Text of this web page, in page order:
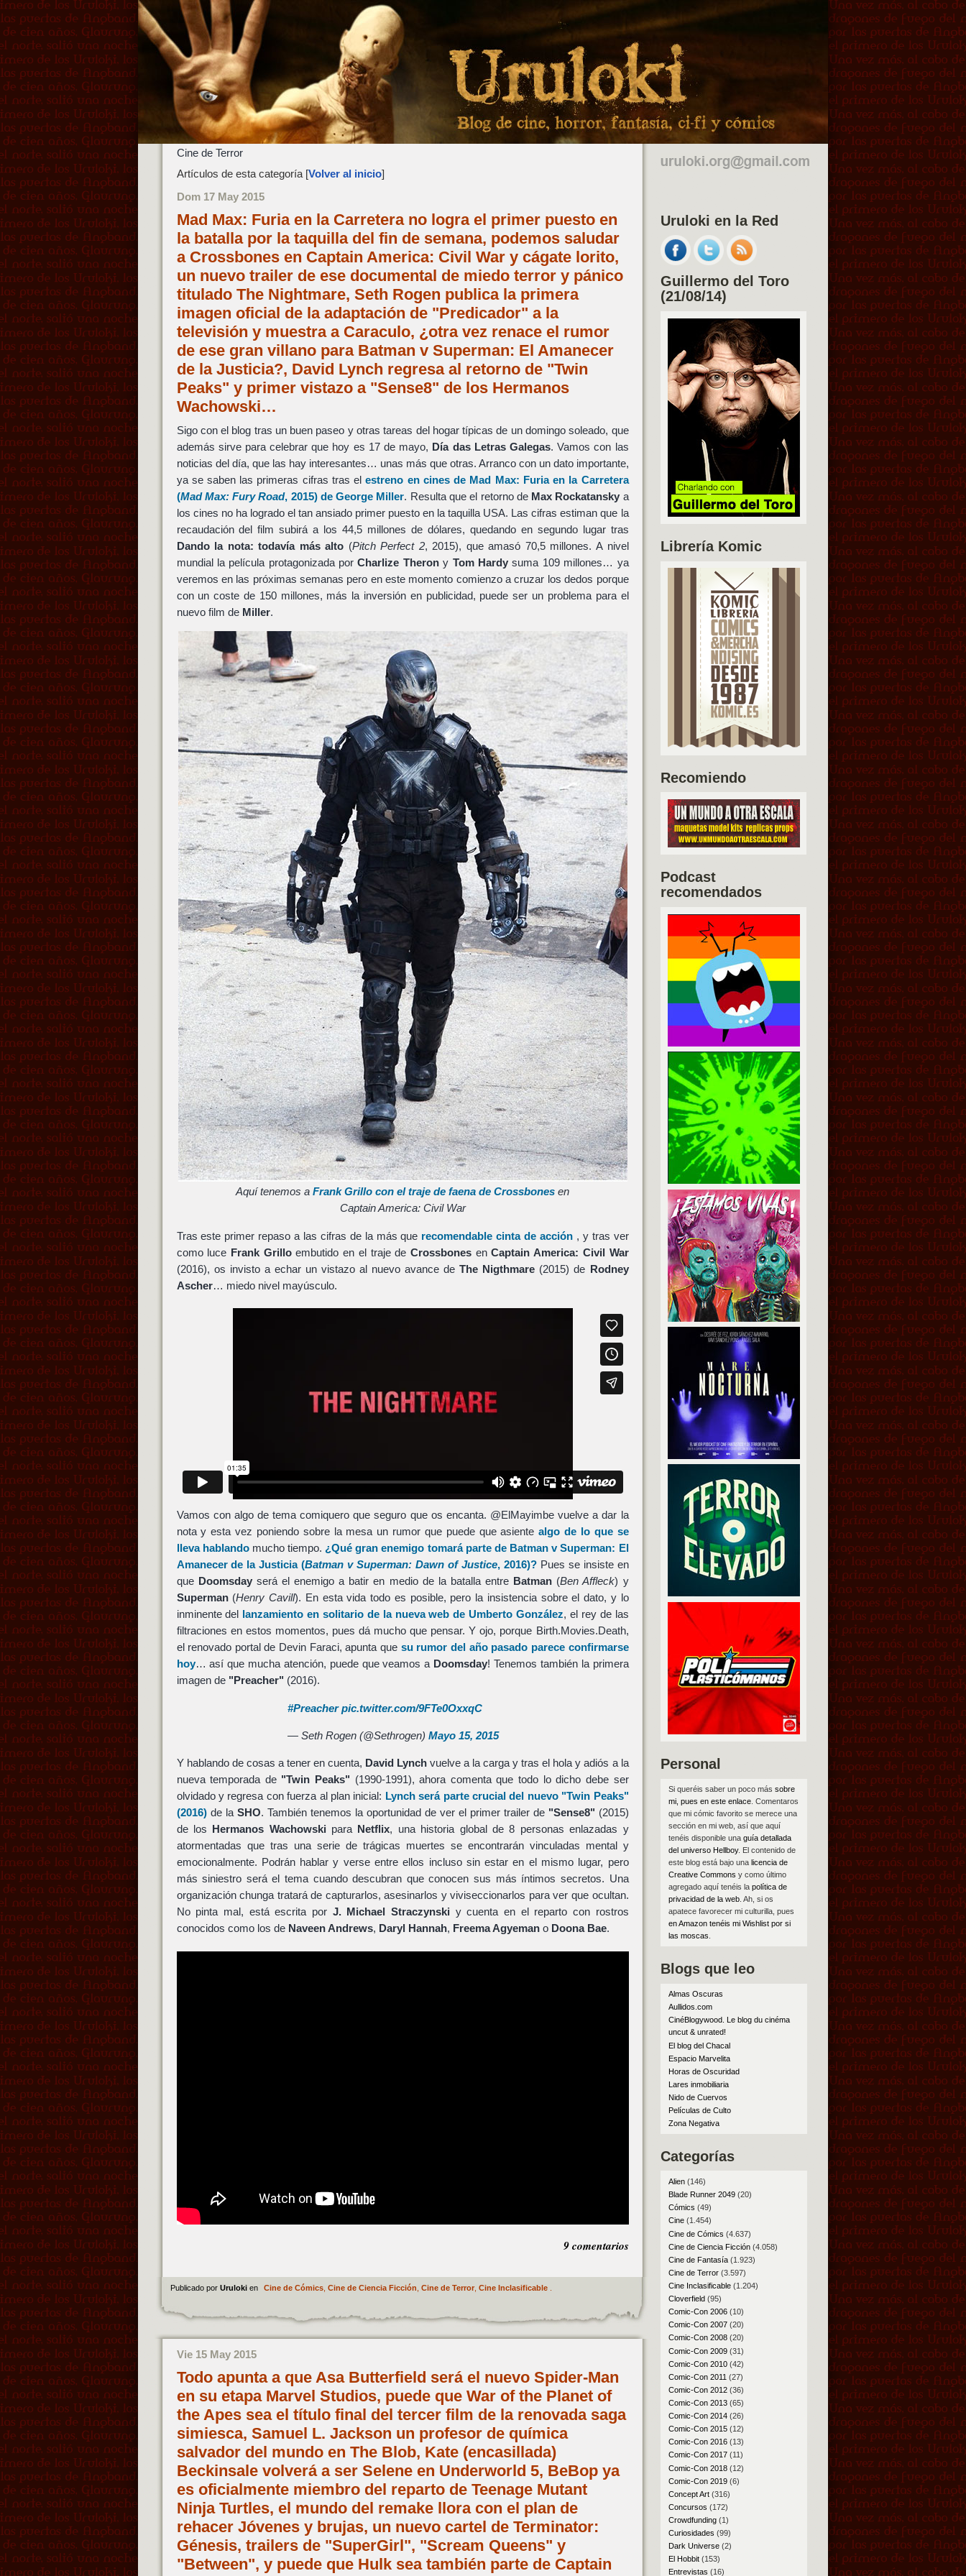
Cine de Terror
Artículos de esta categoría [Volver al inicio]
Dom 17 May 2015
Mad Max: Furia en la Carretera no logra el primer puesto en
la batalla por la taquilla del fin de semana, podemos saludar
a Crossbones en Captain America: Civil War y cágate lorito,
un nuevo trailer de ese documental de miedo terror y pánico
titulado The Nightmare, Seth Rogen publica la primera
imagen oficial de la adaptación de "Predicador" a la
televisión y muestra a Caraculo, ¿otra vez renace el rumor
de ese gran villano para Batman v Superman: El Amanecer
de la Justicia?, David Lynch regresa al retorno de "Twin
Peaks" y primer vistazo a "Sense8" de los Hermanos
Wachowski…
Sigo con el blog tras un buen paseo y otras tareas del hogar típicas de un domingo soleado, que
además sirve para celebrar que hoy es 17 de mayo, Día das Letras Galegas. Vamos con las
noticias del día, que las hay interesantes… unas más que otras. Arranco con un dato importante,
ya se saben las primeras cifras tras elestreno en cines de Mad Max: Furia en la Carretera
(Mad Max: Fury Road, 2015) deGeorge Miller. Resulta que el retorno de Max Rockatansky a
los cines no ha logrado el tan ansiado primer puesto en la taquilla USA. Las cifras estiman que la
recaudación del film subirá a los 44,5 millones de dólares, quedando en segundo lugar tras
Dando la nota: todavía más alto (Pitch Perfect 2, 2015), que amasó 70,5 millones. A nivel
mundial la película protagonizada porCharlize Therony Tom Hardy suma 109 millones… ya
veremos en las próximas semanas pero en este momento comienzo a cruzar los dedos porque
con un coste de 150 millones, más la inversión en publicidad, puede ser un problema para el
nuevo film de Miller.
Aquí tenemos aFrank Grillo con el traje de faena de Crossbones en
Captain America: Civil War
Tras este primer repaso a las cifras de la más que recomendable cinta de acción, y tras ver
como luce Frank Grilloembutido en el traje de CrossbonesenCaptain America: Civil War
(2016), os invisto a echar un vistazo al nuevo avance deThe Nigthmare (2015) de Rodney
Ascher… miedo nivel mayúsculo.
Vamos con algo de tema comiquero que seguro que os encanta. @ElMayimbe vuelve a dar la
nota y esta vez poniendo sobre la mesa un rumor que puede que asientealgo de lo que se
lleva hablandomucho tiempo. ¿Qué gran enemigo tomará parte de Batman v Superman: El
Amanecer de la Justicia(Batman v Superman: Dawn of Justice, 2016)?Pues se insiste en
que Doomsdayserá el enemigo a batir en medio de la batalla entre Batman (Ben Affleck) y
Superman(Henry Cavill). En esta vida todo es posible, pero la insistencia sobre el dato, y lo
inminente del lanzamiento en solitario de la nueva web de Umberto González, el rey de las
filtraciones en estos momentos, pues dá mucho que pensar. Y ojo, porque Birth.Movies.Death,
el renovado portal de Devin Faraci, apunta que su rumor del año pasado parece confirmarse
hoy… así que mucha atención, puede que veamos a Doomsday! Tenemos también la primera
imagen de "Preacher" (2016).
#Preacher pic.twitter.com/9FTe0OxxqC
— Seth Rogen (@Sethrogen)Mayo 15, 2015
Y hablando de cosas a tener en cuenta, David Lynchvuelve a la carga y tras el hola y adiós a la
nueva temporada de "Twin Peaks" (1990-1991), ahora comenta que todo lo dicho debe ser
olvidado y regresa con fuerza al plan inicial: Lynchserá parte crucial del nuevo "Twin Peaks"
(2016)de la SHO. También tenemos la oportunidad de ver el primer trailer de "Sense8" (2015)
de los Hermanos Wachowski para Netflix, una historia global de 8 personas enlazadas y
atormentadas que tras una serie de trágicas muertes se encontrarán vinculadas mental y
emocionalmente. Podrán hablar y verse entre ellos incluso sin estar en el mismo lugar, pero
más siniestro será el tema cuando descubran que conocen sus más íntimos secretos. Una
organización chunga tratará de capturarlos, asesinarlos y viviseccionarlos para ver que ocultan.
No pinta mal, está escrita por J. Michael Straczynski y cuenta en el reparto con rostros
conocidos como los de Naveen Andrews, Daryl Hannah, Freema Agyemano Doona Bae.
9 comentarios
Publicado por Uruloki en Cine de Cómics, Cine de Ciencia Ficción Cine de Terror, Cine Inclasificable.
Vie 15 May 2015
Todo apunta a que Asa Butterfield será el nuevo Spider-Man
en su etapa Marvel Studios, puede que War of the Planet of
the Apes sea el título final del tercer film de la renovada saga
simiesca, Samuel L. Jackson un profesor de química
salvador del mundo en The Blob, Kate (encasillada)
Beckinsale volverá a ser Selene en Underworld 5, BeBop ya
es oficialmente miembro del reparto de Teenage Mutant
Ninja Turtles, el mundo del remake llora con el plan de
rehacer Jóvenes y brujas, un nuevo cartel de Terminator:
Génesis, trailers de "SuperGirl", "Scream Queens" y
"Between", y puede que Hulk sea también parte de Captain
Uruloki en la Red
Guillermo del Toro
(21/08/14)
Librería Komic
Recomiendo
Podcast
recomendados
Personal
Si queréis saber un poco más sobre
mi, pues en este enlace. Comentaros
que mi cómic favorito se merece una
sección en mi web, así que aquí
tenéis disponible una guía detallada
del universo Hellboy. El contenido de
este blog está bajo una licencia de
Creative Commons y como último
agregado aquí tenéis la política de
privacidad de la web. Ah, si os
apatece favorecer mi culturilla, pues
en Amazon tenéis mi Wishlist por si
las moscas
Blogs que leo
Almas Oscuras
Aullidos.com
CinéBlogywood. Le blog du cinéma
uncut & unrated!
El blog del Chacal
Espacio Marvelita
Horas de Oscuridad
Lares inmobiliaria
Nido de Cuervos
Películas de Culto
Zona Negativa
Categorías
Alien(146)
Blade Runner 2049(20)
Cómics (49)
Cine(1.454)
Cine de Cómics (4.637)
Cine de Ciencia Ficción(4.058)
Cine de Fantasía(1.923)
Cine de Terror(3.597)
Cine Inclasificable(1.204)
Cloverfield(95)
Comic-Con 2006(10)
Comic-Con 2007(20)
Comic-Con 2008(20)
Comic-Con 2009(31)
Comic-Con 2010(42)
Comic-Con 2011 (27)
Comic-Con 2012(36)
Comic-Con 2013(65)
Comic-Con 2014(26)
Comic-Con 2015(12)
Comic-Con 2016(13)
Comic-Con 2017(11)
Comic-Con 2018(12)
Comic-Con 2019(6)
Concept Art(316)
Concursos (172)
Crowdfunding(1)
Curiosidades (99)
Dark Universe(2)
El Hobbit(153)
Entrevistas (16)